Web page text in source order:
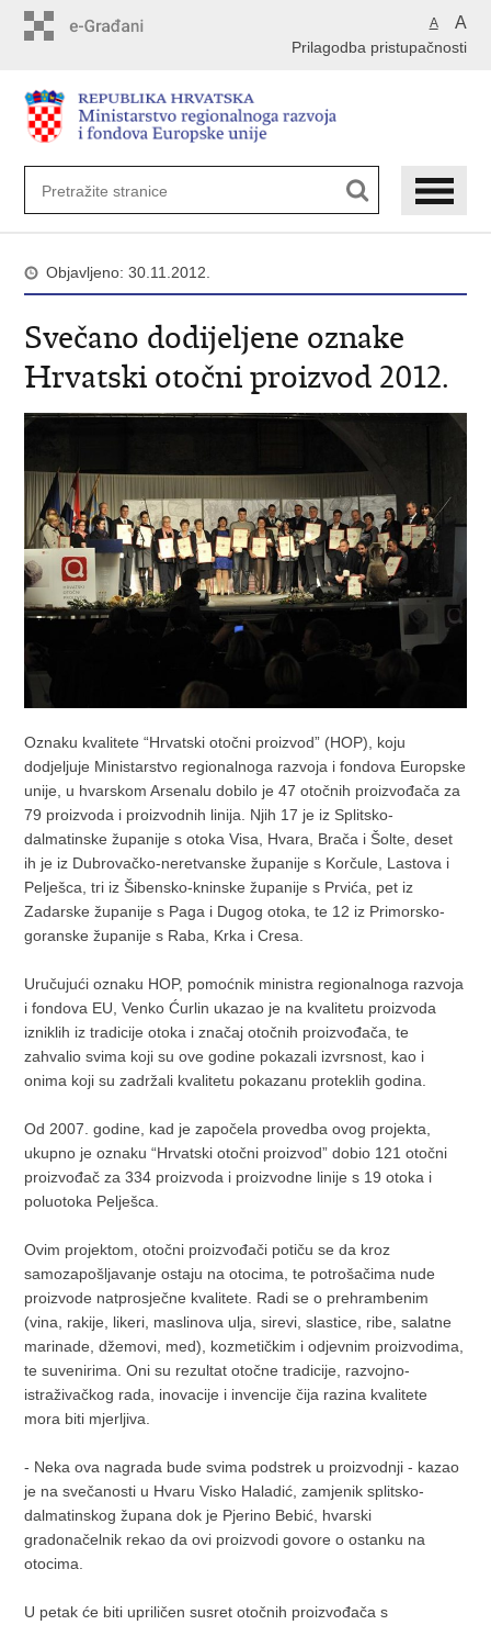
A A
Prilagodba pristupačnosti
Objavljeno: 30.11.2012.
Svečano dodijeljene oznake
Hrvatski otočni proizvod 2012.
Oznaku kvalitete “Hrvatski otočni proizvod” (HOP), koju
dodjeljuje Ministarstvo regionalnoga razvoja i fondova Europske
unije, u hvarskom Arsenalu dobilo je 47 otočnih proizvođača za
79 proizvoda i proizvodnih linija. Njih 17 je iz Splitsko-
dalmatinske županije s otoka Visa, Hvara, Brača i Šolte, deset
ih je iz Dubrovačko-neretvanske županije s Korčule, Lastova i
Pelješca, tri iz Šibensko-kninske županije s Prvića, pet iz
Zadarske županije s Paga i Dugog otoka, te 12 iz Primorsko-
goranske županije s Raba, Krka i Cresa.
Uručujući oznaku HOP, pomoćnik ministra regionalnoga razvoja
i fondova EU, Venko Ćurlin ukazao je na kvalitetu proizvoda
izniklih iz tradicije otoka i značaj otočnih proizvođača, te
zahvalio svima koji su ove godine pokazali izvrsnost, kao i
onima koji su zadržali kvalitetu pokazanu proteklih godina.
Od 2007. godine, kad je započela provedba ovog projekta,
ukupno je oznaku “Hrvatski otočni proizvod” dobio 121 otočni
proizvođač za 334 proizvoda i proizvodne linije s 19 otoka i
poluotoka Pelješca.
Ovim projektom, otočni proizvođači potiču se da kroz
samozapošljavanje ostaju na otocima, te potrošačima nude
proizvode natprosječne kvalitete. Radi se o prehrambenim
(vina, rakije, likeri, maslinova ulja, sirevi, slastice, ribe, salatne
marinade, džemovi, med), kozmetičkim i odjevnim proizvodima,
te suvenirima. Oni su rezultat otočne tradicije, razvojno-
istraživačkog rada, inovacije i invencije čija razina kvalitete
mora biti mjerljiva.
- Neka ova nagrada bude svima podstrek u proizvodnji - kazao
je na svečanosti u Hvaru Visko Haladić, zamjenik splitsko-
dalmatinskog župana dok je Pjerino Bebić, hvarski
gradonačelnik rekao da ovi proizvodi govore o ostanku na
otocima.
U petak će biti upriličen susret otočnih proizvođača s